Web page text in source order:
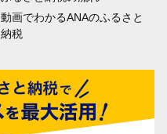
動画でわかるANAのふるさと
納税